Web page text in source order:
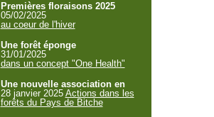
Premières floraisons 2025
05/02/2025
au coeur de l'hiver
Une forêt éponge
31/01/2025
dans un concept "One Health"
Une nouvelle association en
28 janvier 2025 Actions dans les
forêts du Pays de Bitche